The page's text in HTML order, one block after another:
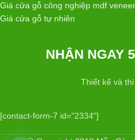
Giá cửa gỗ công nghiệp mdf veneer
Giá cửa gỗ tự nhiên
NHẬN NGAY
Thiết kế và
[contact-form-7 id="2334"]